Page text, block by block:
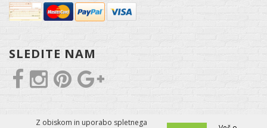
SLEDITE NAM
Z obiskom in uporabo spletnega